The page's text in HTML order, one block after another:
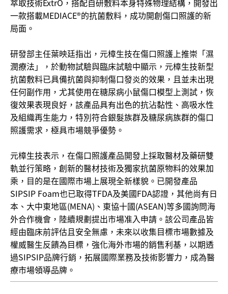
萃取技術ExtrO，搭配自研敷料本身特殊物理結構，開發出
一款搭載MEDIACE®的抗菌敷料，成功開創傷口照護的新
局面。
研發部主任葉映廷指出，元樟生技在傷口照護上推崇「濕
潤療法」，於動物試驗與臨床試驗中顯示，元樟生技新型
抗菌敷料已具備抗菌與抑制傷口發炎的效果，且並未出現
任何副作用，尤其使用在糖尿病小鼠傷口模型上測試，恢
復效果表現良好，該產品具有出色的抗沾黏性、高吸水性
及組織再生能力，特別符合銀髮族群及糖尿病族群的傷口
照護需求，極具市場競爭優勢。
元樟生技表示，在傷口照護產品開發上採取醫材及藥研雙
軌並行策略，創新的醫材技術及獨家抗菌原物料的效果加
乘，目的是在國際市場上展現全新樣貌。已開發產品
SIPSIP Foam也已取得TFDA及美國FDA認證，其他尚有日
本、大中東地區(MENA)、東協十國(ASEAN)等多國詢問海
外合作機會，陸續規劃提出市場准入申請。該公司產品皆
經由臨床前評估且安全無慮，未來以收集目標市場數據及
權威醫生反饋為目標，強化海外市場的銷售利基，以期透
過SIPSIP品牌行銷，拓展國際業務及技術影響力，成為醫
療市場領導品牌。